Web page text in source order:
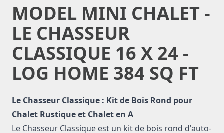
MODEL MINI CHALET -
LE CHASSEUR
CLASSIQUE 16 X 24 -
LOG HOME 384 SQ FT
Description of model Mini chalet - Le Chasseur
Le Chasseur Classique : Kit de Bois Rond pour
Chalet Rustique et Chalet en A
Le Chasseur Classique est un kit de bois rond d'auto-